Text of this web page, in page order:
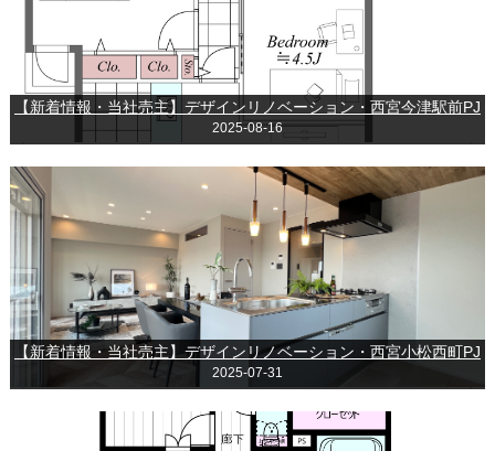
【新着情報・当社売主】デザインリノベーション・西宮今津駅前PJ
2025-08-16
【新着情報・当社売主】デザインリノベーション・西宮小松西町PJ
2025-07-31